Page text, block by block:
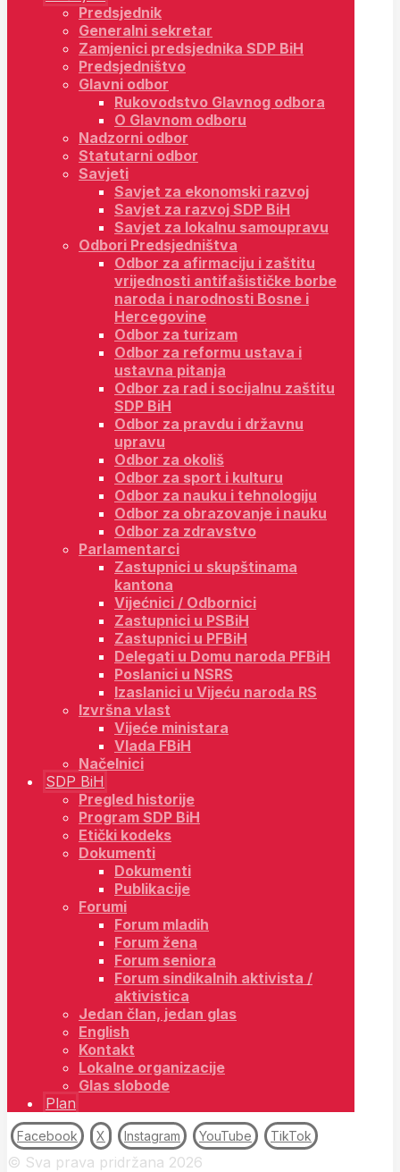
Predsjednik
Generalni sekretar
Zamjenici predsjednika SDP BiH
Predsjedništvo
Glavni odbor
Rukovodstvo Glavnog odbora
O Glavnom odboru
Nadzorni odbor
Statutarni odbor
Savjeti
Savjet za ekonomski razvoj
Savjet za razvoj SDP BiH
Savjet za lokalnu samoupravu
Odbori Predsjedništva
Odbor za afirmaciju i zaštitu
vrijednosti antifašističke borbe
naroda i narodnosti Bosne i
Hercegovine
Odbor za turizam
Odbor za reformu ustava i
ustavna pitanja
Odbor za rad i socijalnu zaštitu
SDP BiH
Odbor za pravdu i državnu
upravu
Odbor za okoliš
Odbor za sport i kulturu
Odbor za nauku i tehnologiju
Odbor za obrazovanje i nauku
Odbor za zdravstvo
Parlamentarci
Zastupnici u skupštinama
kantona
Vijećnici / Odbornici
Zastupnici u PSBiH
Zastupnici u PFBiH
Delegati u Domu naroda PFBiH
Poslanici u NSRS
Izaslanici u Vijeću naroda RS
Izvršna vlast
Vijeće ministara
Vlada FBiH
Načelnici
SDP BiH
Pregled historije
Program SDP BiH
Etički kodeks
Dokumenti
Dokumenti
Publikacije
Forumi
Forum mladih
Forum žena
Forum seniora
Forum sindikalnih aktivista /
aktivistica
Jedan član, jedan glas
English
Kontakt
Lokalne organizacije
Glas slobode
Plan
Facebook X Instagram YouTube TikTok
© Sva prava pridržana 2026